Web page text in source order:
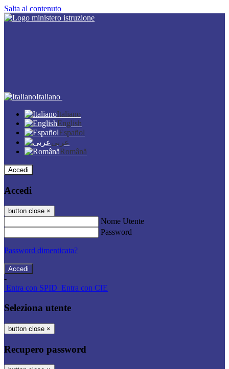
Salta al contenuto
Italiano
Italiano
English
Español
عربى
Română
Accedi
Accedi
button close ×
Nome Utente
Password
Password dimenticata?
-
Entra con SPID Entra con CIE
Seleziona utente
button close ×
Recupero password